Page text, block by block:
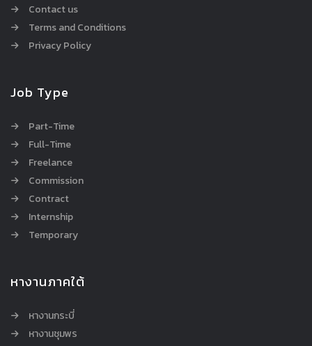
Contact us
Terms and Conditions
Privacy Policy
Job Type
Part-Time
Full-Time
Freelance
Commission
Contract
Internship
Temporary
หางานภาคใต้
หางานกระบี่
หางานชุมพร